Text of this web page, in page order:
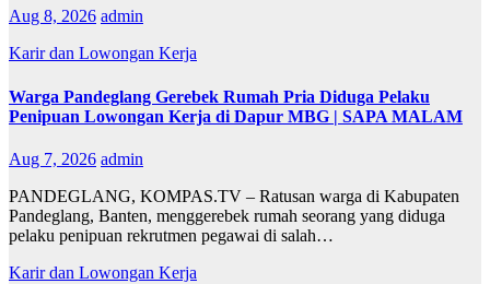
Aug 8, 2026 admin
Karir dan Lowongan Kerja
Warga Pandeglang Gerebek Rumah Pria Diduga Pelaku
Penipuan Lowongan Kerja di Dapur MBG | SAPA MALAM
Aug 7, 2026 admin
PANDEGLANG, KOMPAS.TV – Ratusan warga di Kabupaten
Pandeglang, Banten, menggerebek rumah seorang yang diduga
pelaku penipuan rekrutmen pegawai di salah…
Karir dan Lowongan Kerja